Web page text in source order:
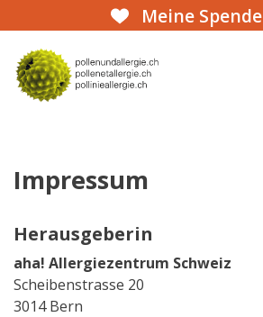
Meine Spende
aha!infoline 031 359 90 50
Impressum
Herausgeberin
aha! Allergiezentrum Schweiz
Scheibenstrasse 20
3014 Bern